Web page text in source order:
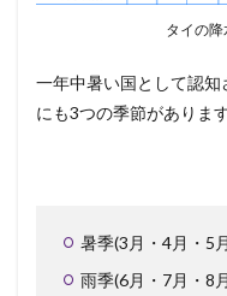
タイの
一年中暑い国として認
にも3つの季節があります
暑季(3月・4月・5
雨季(6月・7月・8